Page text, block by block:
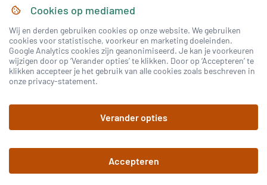
Home
Nascholing Nieuws & Artikelen
Congressen
Cookies op mediamed
Wij en derden gebruiken cookies op onze website. We gebruiken
cookies voor statistische, voorkeur en marketing doeleinden.
Google Analytics cookies zijn geanonimiseerd. Je kan je voorkeuren
wijzigen door op ‘Verander opties’ te klikken. Door op ‘Accepteren’ te
klikken accepteer je het gebruik van alle cookies zoals beschreven in
onze privacy-statement.
Verander opties
Accepteren